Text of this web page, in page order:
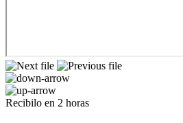
Recibilo en 2 horas